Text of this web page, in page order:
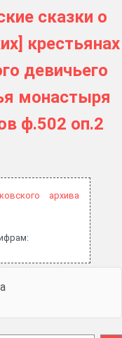
сказки о
крестьянах
девичьего
монастыря
ф.502 оп.2
архива